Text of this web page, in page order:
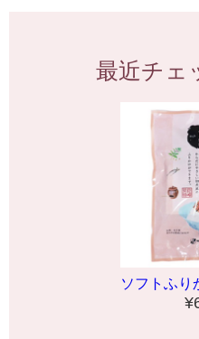
最近チェ
ソフトふ